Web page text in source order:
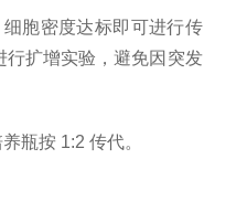
胞密度达标即可进行传
行扩增实验，避免因突发
瓶按 1:2 传代。